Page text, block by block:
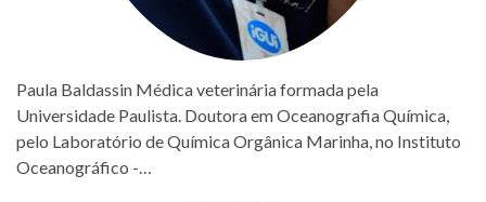
Paula Baldassin Médica veterinária formada pela
Universidade Paulista. Doutora em Oceanografia Química,
pelo Laboratório de Química Orgânica Marinha, no Instituto
Oceanográfico -…